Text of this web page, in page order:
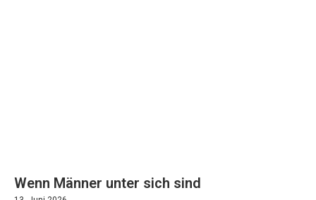
Wenn Männer unter sich sind